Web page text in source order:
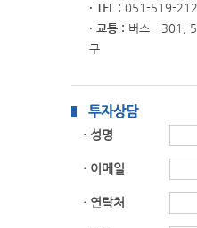
· TEL : 051-519-
· 교통 : 버스 - 301,
구
· 성명
· 이메일
· 연락처